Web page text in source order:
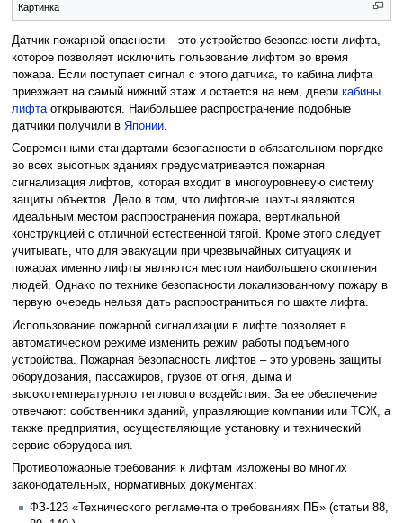
Картинка
Датчик пожарной опасности – это устройство безопасности лифта,
которое позволяет исключить пользование лифтом во время
пожара. Если поступает сигнал с этого датчика, то кабина лифта
приезжает на самый нижний этаж и остается на нем, двери кабины
лифтаоткрываются. Наибольшее распространение подобные
датчики получили в Японии.
Современными стандартами безопасности в обязательном порядке
во всех высотных зданиях предусматривается пожарная
сигнализация лифтов, которая входит в многоуровневую систему
защиты объектов. Дело в том, что лифтовые шахты являются
идеальным местом распространения пожара, вертикальной
конструкцией с отличной естественной тягой. Кроме этого следует
учитывать, что для эвакуации при чрезвычайных ситуациях и
пожарах именно лифты являются местом наибольшего скопления
людей. Однако по технике безопасности локализованному пожару в
первую очередь нельзя дать распространиться по шахте лифта.
Использование пожарной сигнализации в лифте позволяет в
автоматическом режиме изменить режим работы подъемного
устройства. Пожарная безопасность лифтов – это уровень защиты
оборудования, пассажиров, грузов от огня, дыма и
высокотемпературного теплового воздействия. За ее обеспечение
отвечают: собственники зданий, управляющие компании или ТСЖ, а
также предприятия, осуществляющие установку и технический
сервис оборудования.
Противопожарные требования к лифтам изложены во многих
законодательных, нормативных документах:
ФЗ-123 «Технического регламента о требованиях ПБ» (статьи 88,